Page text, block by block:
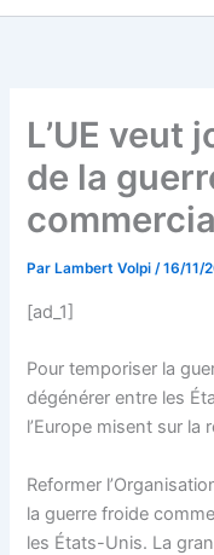
L’UE veut
de la
Par Lambert Volpi/16/11/
[ad_1]
Pour temporiser la
dégénérer entre les
l’Europe misent sur la
Reformer
la guerre froide
les États-Unis. La